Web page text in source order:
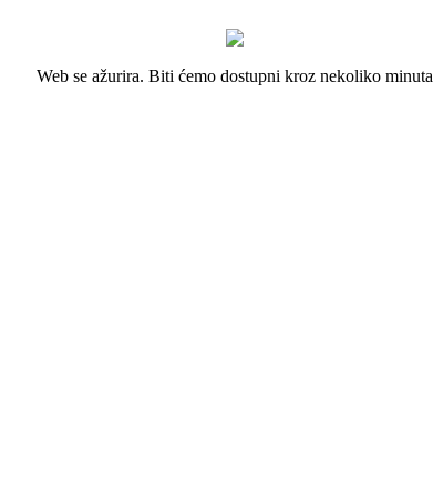
Web se ažurira. Biti ćemo dostupni kroz nekoliko minuta